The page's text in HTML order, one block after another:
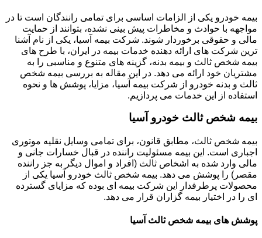
بیمه خودرو یکی از الزامات اساسی برای تمامی رانندگان است تا در
مواجهه با حوادث و مخاطرات پیش بینی نشده، بتوانند از حمایت
مالی و حقوقی برخوردار شوند. شرکت بیمه آسیا، یکی از نام آشنا
ترین شرکت های ارائه دهنده خدمات بیمه در ایران، با طرح های
بیمه شخص ثالث و بیمه بدنه، گزینه های متنوع و مناسبی را به
مشتریان خود ارائه می دهد. در این مقاله به بررسی بیمه شخص
ثالث و بدنه خودرو از شرکت بیمه آسیا، مزایا، پوشش ها و نحوه
استفاده از این خدمات می پردازیم.
بیمه شخص ثالث خودرو آسیا
بیمه شخص ثالث، مطابق قانون، برای تمامی وسایل نقلیه موتوری
اجباری است. این بیمه مسئولیت راننده در قبال خسارات جانی و
مالی وارد شده به اشخاص ثالث (افراد و اموال دیگر به جز راننده
مقصر) را پوشش می دهد. بیمه شخص ثالث خودرو آسیا یکی از
محصولات پرطرفدار این شرکت بیمه ای بوده که مزایای گسترده
ای را در اختیار بیمه گزاران قرار می دهد.
پوشش های بیمه شخص ثالث آسیا